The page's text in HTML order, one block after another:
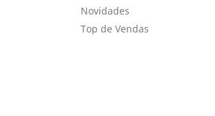
Novidades
Top de Vendas